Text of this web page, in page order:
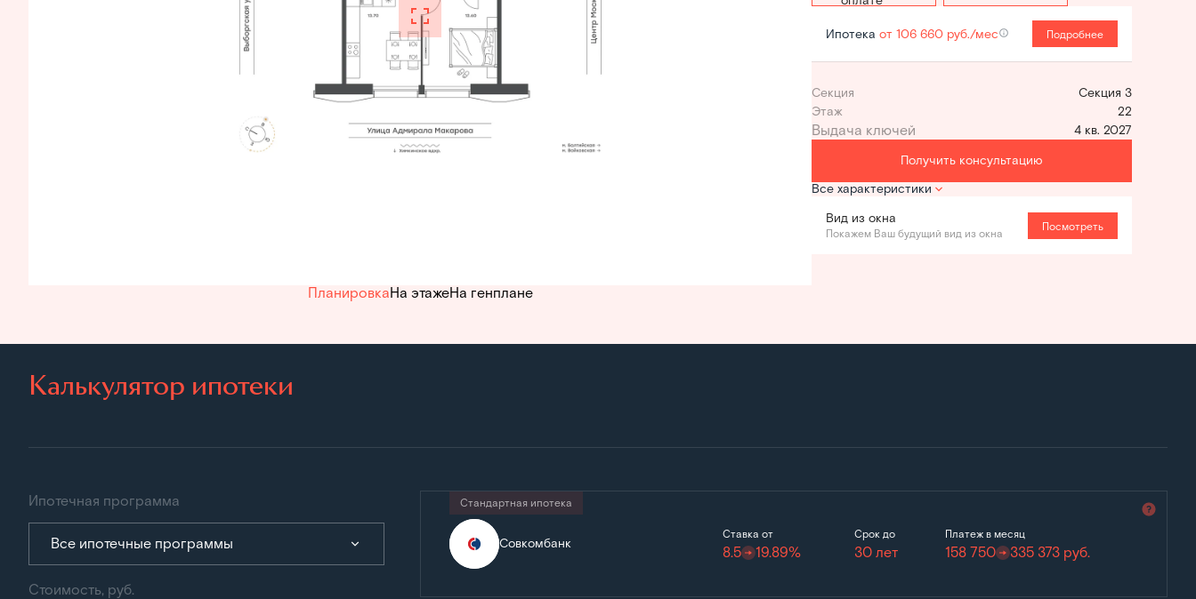
ПланировкаНа этажеНа генплане
Ипотека от 106 660 руб./мес Подробнее
Секция
Секция 3
Этаж
22
4 кв. 2027
Получить консультацию
Все характеристики
Вид из окна
Покажем Ваш будущий вид из окна
Посмотреть
Калькулятор ипотеки
Ипотечная программа
Все ипотечные программы
Стоимость, руб.
Совкомбанк
Стандартная ипотека
Ставка от
8.5 19.89%
Срок до
30 лет
Платеж в месяц
158 750 335 373 руб.